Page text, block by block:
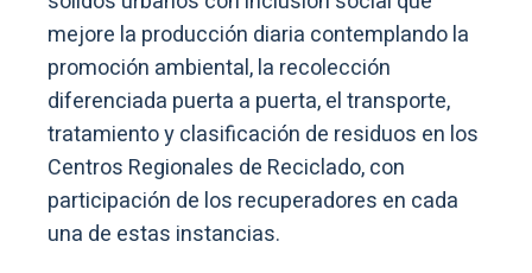
mejore la producción diaria contemplando la
promoción ambiental, la recolección
diferenciada puerta a puerta, el transporte,
tratamiento y clasificación de residuos en los
Centros Regionales de Reciclado, con
participación de los recuperadores en cada
una de estas instancias.